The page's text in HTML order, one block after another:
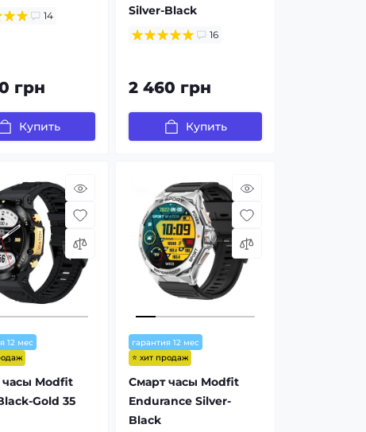
14
грн
Купить
Silver-Black
16
2 460 грн
Купить
12 мес
часы Modfit
Gold 35
гарантия 12 мес
⭐ хит продаж
Смарт часы Modfit
Endurance Silver-
Black